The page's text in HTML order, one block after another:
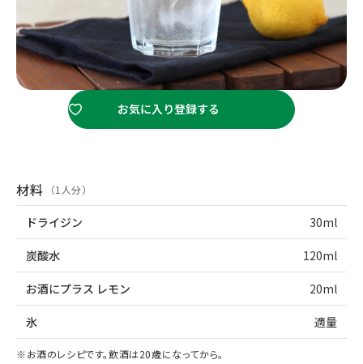
お気に入り登録する
材料 （1人分）
ドライジン 30ml
炭酸水 120ml
お酒にプラス レモン 20ml
氷 適量
※お酒のレシピです。飲酒は20歳になってから。